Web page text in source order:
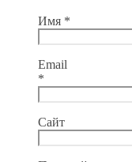
Имя *
Email
*
Сайт